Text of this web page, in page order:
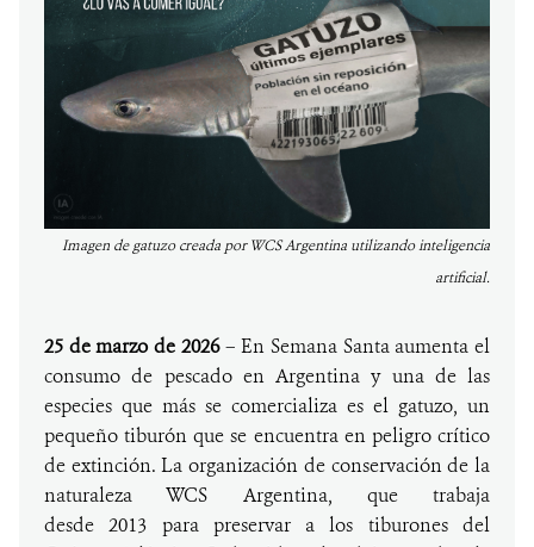
Imagen de gatuzo creada por WCS Argentina utilizando inteligencia
artificial.
25 de marzo de 2026– En Semana Santa aumenta el
consumo de pescado en Argentina y una de las
especies que más se comercializa es el gatuzo, un
pequeño tiburón que se encuentra en peligro crítico
de extinción. La organización de conservación de la
naturaleza WCS Argentina, que trabaja
desde 2013 para preservar a los tiburones del